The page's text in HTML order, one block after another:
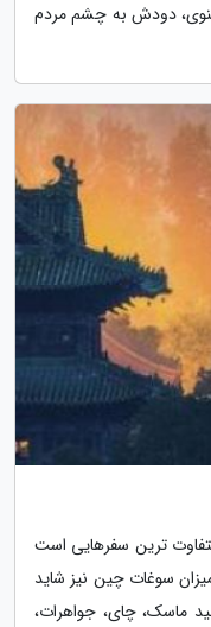
دودش به چشم مردم
ترین سفرهایی است
سوغات چین نیز شاید
ماسک، چای، جواهرات،